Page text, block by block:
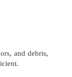
and debris,